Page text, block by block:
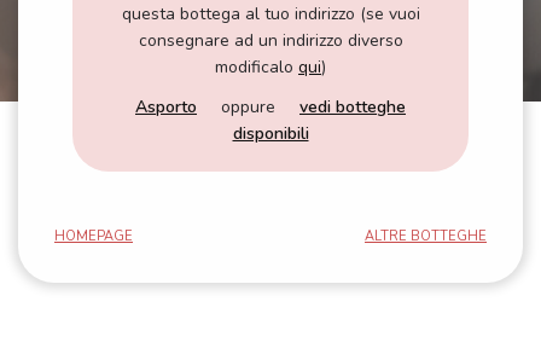
questa bottega al tuo indirizzo (se vuoi
consegnare ad un indirizzo diverso
modificalo qui)
Asporto oppure vedi botteghe
disponibili
HOMEPAGE ALTRE BOTTEGHE